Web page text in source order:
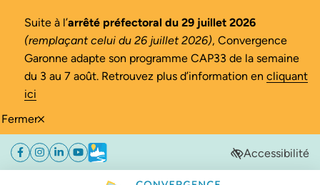
Fermer
Suite à l’arrêté préfectoral du 29 juillet 2026
(remplaçant celui du 26 juillet 2026), Convergence
Garonne adapte son programme CAP33 de la semaine
du 3 au 7 août. Retrouvez plus d’information en cliquant
ici
Aller
Aller
au
Aller
au
Facebook
(ouverture dans un nouvel onglet)
Instagram
(ouverture dans un nouvel onglet)
Linkedin
(ouverture dans un nouvel onglet)
YouTube
(ouverture dans un nouvel onglet)
Météo
(ouverture dans un nouvel onglet)Accessibilité